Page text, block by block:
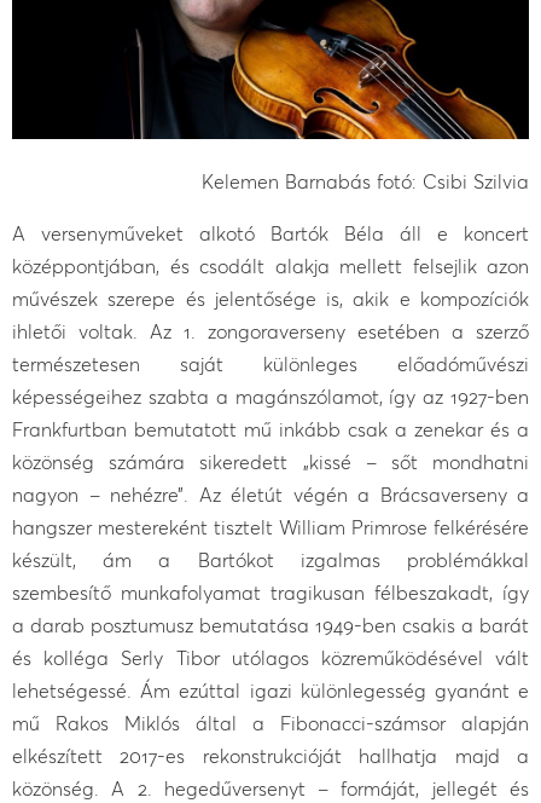
Kelemen Barnabás fotó: Csibi Szilvia
A versenyműveket alkotó Bartók Béla áll e koncert
középpontjában, és csodált alakja mellett felsejlik azon
művészek szerepe és jelentősége is, akik e kompozíciók
ihletői voltak. Az 1. zongoraverseny esetében a szerző
természetesen saját különleges előadóművészi
képességeihez szabta a magánszólamot, így az 1927-ben
Frankfurtban bemutatott mű inkább csak a zenekar és a
közönség számára sikeredett „kissé – sőt mondhatni
nagyon – nehézre”. Az életút végén a Brácsaverseny a
hangszer mestereként tisztelt William Primrose felkérésére
készült, ám a Bartókot izgalmas problémákkal
szembesítő munkafolyamat tragikusan félbeszakadt, így
a darab posztumusz bemutatása 1949-ben csakis a barát
és kolléga Serly Tibor utólagos közreműködésével vált
lehetségessé. Ám ezúttal igazi különlegesség gyanánt e
mű Rakos Miklós által a Fibonacci-számsor alapján
elkészített 2017-es rekonstrukcióját hallhatja majd a
közönség. A 2. hegedűversenyt – formáját, jellegét és